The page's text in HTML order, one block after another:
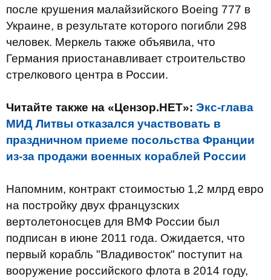
после крушения малайзийского Boeing 777 в
Украине, в результате которого погибли 298
человек. Меркель также объявила, что
Германия приостанавливает строительство
стрелкового центра в России.
Читайте также на «Цензор.НЕТ»: Экс-глава
МИД Литвы отказался участвовать в
праздничном приеме посольства Франции
из-за продажи военных кораблей России
Напомним, контракт стоимостью 1,2 млрд евро
на постройку двух французских
вертолетоносцев для ВМФ России был
подписан в июне 2011 года. Ожидается, что
первый корабль "Владивосток" поступит на
вооружение российского флота в 2014 году,